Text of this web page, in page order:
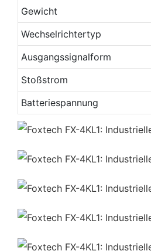
Gewicht
Wechselrichtertyp
Ausgangssignalform
Stoßstrom
Batteriespannung